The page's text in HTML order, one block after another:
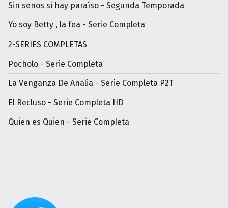
Sin senos si hay paraíso - Segunda Temporada
Yo soy Betty , la fea - Serie Completa
2-SERIES COMPLETAS
Pocholo - Serie Completa
La Venganza De Analia - Serie Completa P2T
El Recluso - Serie Completa HD
Quien es Quien - Serie Completa